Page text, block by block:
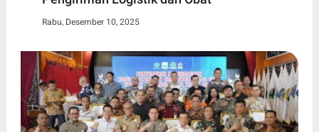
Rabu, Desember 10, 2025